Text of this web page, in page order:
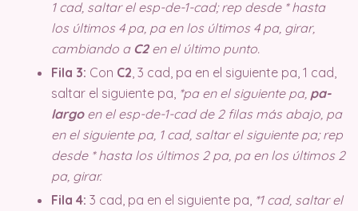
1 cad, saltar el esp-de-1-cad; rep desde * hasta
los últimos 4 pa, pa en los últimos 4 pa, girar,
cambiando a C2en el último punto.
Fila 3: Con C2 , 3 cad, pa en el siguiente pa, 1 cad,
saltar el siguiente pa, *pa en el siguiente pa, pa-
largoen el esp-de-1-cad de 2 filas más abajo, pa
en el siguiente pa, 1 cad, saltar el siguiente pa; rep
desde * hasta los últimos 2 pa, pa en los últimos 2
pa, girar.
Fila 4: 3 cad, pa en el siguiente pa, *1 cad, saltar el